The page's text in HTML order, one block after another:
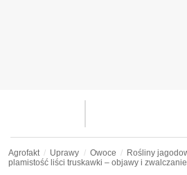
Agrofakt Uprawy Owoce Rośliny
plamistość liści truskawki – objawy i zwalczanie